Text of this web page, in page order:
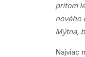
pritom
nového
Mýtna,
Najviac